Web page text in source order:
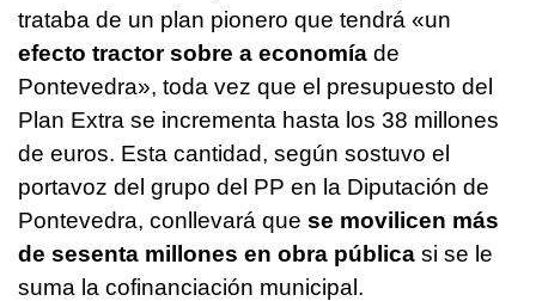
trataba de un plan pionero que tendrá «un
efecto tractor sobre a economía de
Pontevedra», toda vez que el presupuesto del
Plan Extra se incrementa hasta los 38 millones
de euros. Esta cantidad, según sostuvo el
portavoz del grupo del PP en la Diputación de
Pontevedra, conllevará que se movilicen más
de sesenta millones en obra pública si se le
suma la cofinanciación municipal.